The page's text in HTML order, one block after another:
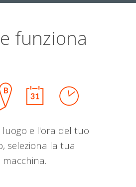
funziona
luogo e l'ora del tuo
seleziona la tua
macchina.